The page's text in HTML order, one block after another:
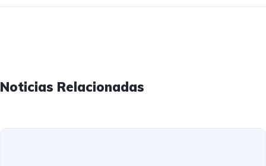
Noticias Relacionadas